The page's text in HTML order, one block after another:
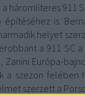
háromliteres 911
is.
helyet
a 911 SC
Európa-
a szezon felében
szerzett a